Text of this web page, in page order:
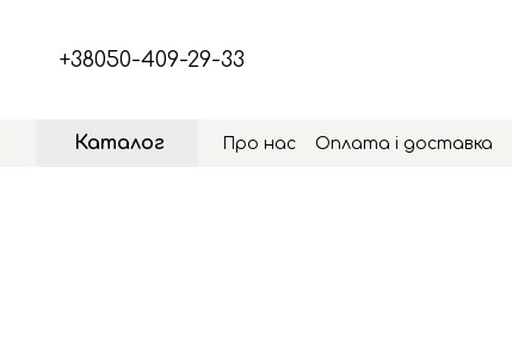
+38050-409-29-33
Каталог Про нас Оплата і доставка